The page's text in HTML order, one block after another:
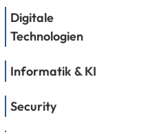
Digitale
Technologien
Informatik & KI
Security